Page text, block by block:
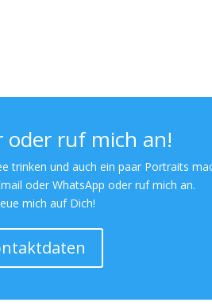
oder ruf mich an!
trinken und auch ein paar Portraits
oder WhatsApp oder ruf mich an.
mich auf Dich!